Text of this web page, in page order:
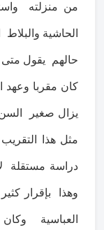
من منزلته
الحاشية
حالهم يقول
كان مقربا وعهد
يزال صغير السن
مثل هذا
دراسة مستقلة
وهذا بإقرار
العباسية